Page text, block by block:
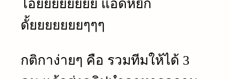
โอยยยยยยยย แอดหยัก
ดั้ยยยยยยยๆๆๆ
กติกาง่ายๆ คือ รวมทีมให้ได้ 3